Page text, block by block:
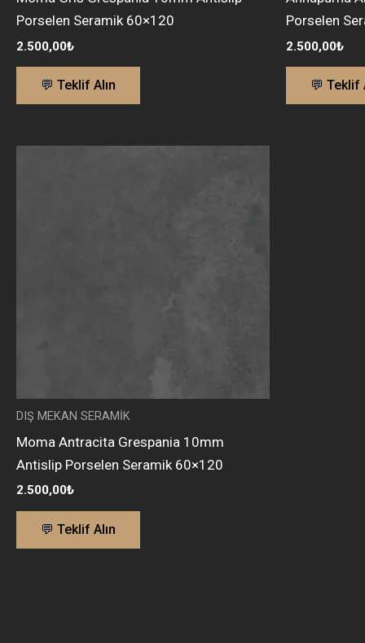
Porselen Seramik 60×120
2.500,00₺
💬 Teklif Alın
Porselen
2.500,00₺
💬 Teklif
DIŞ MEKAN SERAMİK
Moma Antracita Grespania 10mm
Antislip Porselen Seramik 60×120
2.500,00₺
💬 Teklif Alın